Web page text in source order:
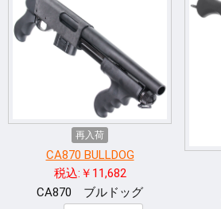
再入荷
CA870 BULLDOG
税込:￥11,682
CA870 ブルドッグ